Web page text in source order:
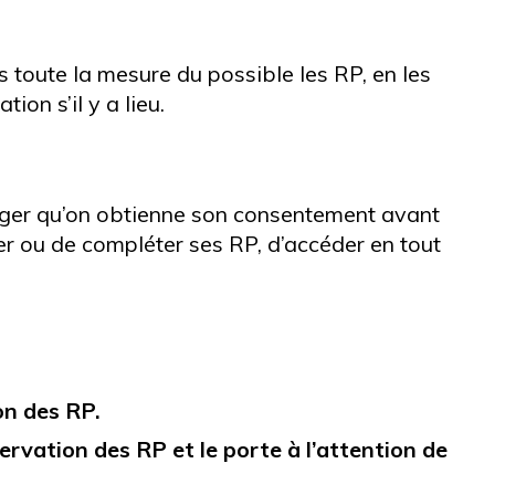
la mesure du possible les RP, en les
s’il y a lieu.
qu’on obtienne son consentement avant
de compléter ses RP, d’accéder en tout
des RP.
des RP et le porte à l’attention de